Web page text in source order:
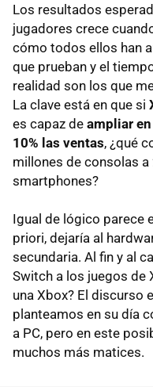
Los resultados
jugadores crece
cómo todos ellos han
que prueban y el
realidad son los que
La clave está en que si
es capaz de ampliar
10% las ventas, ¿qué
millones de consolas
smartphones?
Igual de lógico parece
priori, dejaría al
secundaria. Al fin y al
Switch a los juegos de
una Xbox? El discurso
planteamos en su día
a PC, pero en este
muchos más matices.